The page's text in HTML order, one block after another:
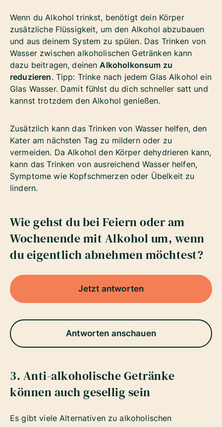
Wenn du Alkohol trinkst, benötigt dein Körper
zusätzliche Flüssigkeit, um den Alkohol abzubauen
und aus deinem System zu spülen. Das Trinken von
Wasser zwischen alkoholischen Getränken kann
dazu beitragen, deinenAlkoholkonsum zu
reduzieren. Tipp: Trinke nach jedem Glas Alkohol ein
Glas Wasser. Damit fühlst du dich schneller satt und
kannst trotzdem den Alkohol genießen.
Zusätzlich kann das Trinken von Wasser helfen, den
Kater am nächsten Tag zu mildern oder zu
vermeiden. Da Alkohol den Körper dehydrieren kann,
kann das Trinken von ausreichend Wasser helfen,
Symptome wie Kopfschmerzen oder Übelkeit zu
lindern.
Wie gehst du bei Feiern oder am
Wochenende mit Alkohol um, wenn
du eigentlich abnehmen möchtest?
Jetzt antworten
Antworten anschauen
3. Anti-alkoholische Getränke
können auch gesellig sein
Es gibt viele Alternativen zu alkoholischen